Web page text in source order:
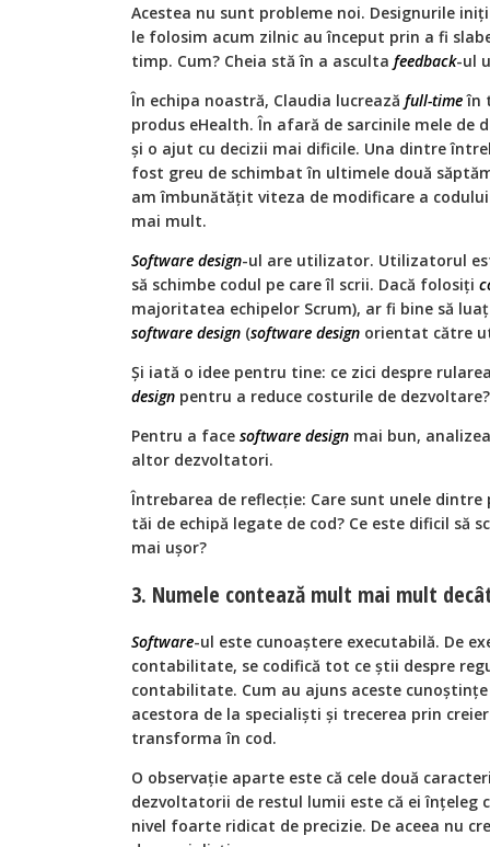
Acestea nu sunt probleme noi. Designurile
le folosim acum zilnic au început prin a fi
timp. Cum? Cheia stă în a asculta feedback-ul
În echipa noastră, Claudia lucrează full-timeîn
produs eHealth. În afară de sarcinile mele
și o ajut cu decizii mai dificile. Una dintre
fost greu de schimbat în ultimele două
am îmbunătățit viteza de modificare a codului
mai mult.
Software design-ul are utilizator. Utilizatorul
să schimbe codul pe care îl scrii. Dacă folosiți
majoritatea echipelor Scrum), ar fi bine să
software design (software design orientat către
Și iată o idee pentru tine: ce zici despre
design pentru a reduce costurile de dezvoltare?
Pentru a face software design mai bun,
altor dezvoltatori.
Întrebarea de reflecție: Care sunt unele
tăi de echipă legate de cod? Ce este dificil să
mai ușor?
3. Numele contează mult mai mult
Software-ul este cunoaștere executabilă. De
contabilitate, se codifică tot ce știi despre
contabilitate. Cum au ajuns aceste
acestora de la specialiști și trecerea prin
transforma în cod.
O observație aparte este că cele două
dezvoltatorii de restul lumii este că ei înțeleg
nivel foarte ridicat de precizie. De aceea nu